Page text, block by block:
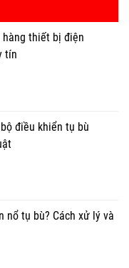
hàng thiết bị điện
tín
điều khiển tụ bù
nổ tụ bù? Cách xử lý và